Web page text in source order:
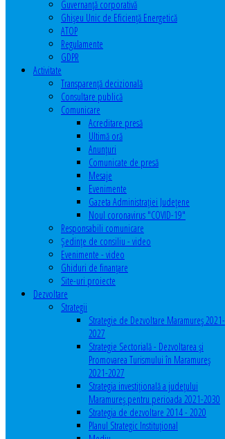
Guvernanță corporativă
Ghişeu Unic de Eficienţă Energetică
ATOP
Regulamente
GDPR
Activitate
Transparenţă decizională
Consultare publică
Comunicare
Acreditare presă
Ultimă oră
Anunţuri
Comunicate de presă
Mesaje
Evenimente
Gazeta Administraţiei Judeţene
Noul coronavirus "COVID-19"
Responsabili comunicare
Şedinţe de consiliu - video
Evenimente - video
Ghiduri de finanţare
Site-uri proiecte
Dezvoltare
Strategii
Strategie de Dezvoltare Maramureș 2021-
2027
Strategie Sectorială - Dezvoltarea și
Promovarea Turismului în Maramureș
2021-2027
Strategia investiţională a județului
Maramureș pentru perioada 2021-2030
Strategia de dezvoltare 2014 - 2020
Planul Strategic Instituţional